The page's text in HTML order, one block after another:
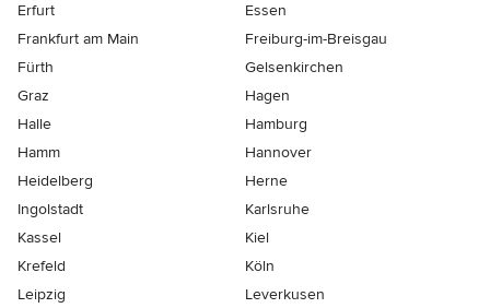
Erfurt
Essen
Frankfurt am Main
Freiburg-im-Breisgau
Fürth
Gelsenkirchen
Graz
Hagen
Halle
Hamburg
Hamm
Hannover
Heidelberg
Herne
Ingolstadt
Karlsruhe
Kassel
Kiel
Krefeld
Köln
Leipzig
Leverkusen